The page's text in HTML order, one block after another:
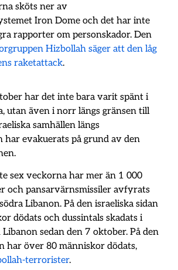
sköts ner av
Iron Dome och det har inte
rapporter om personskador. Den
Hizbollah säger att den låg
raketattack.
har det inte bara varit spänt i
utan även i norr längs gränsen till
samhällen längs
har evakuerats på grund av den
sex veckorna har mer än 1 000
och pansarvärnsmissiler avfyrats
Libanon. På den israeliska sidan
dödats och dussintals skadats i
sedan den 7 oktober. På den
har över 80 människor dödats,
terrorister.